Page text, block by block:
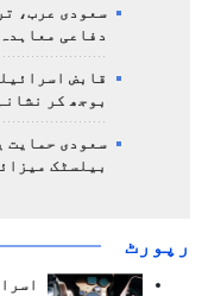
سعودی عرب،
دفاعی
قابض
بوجھ کر
سعودی حمایت
بیلسٹک
رپورٹ